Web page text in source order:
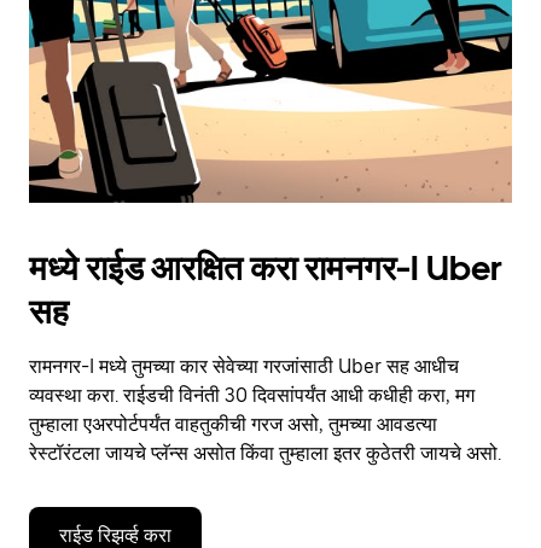
close
the
calendar.
मध्ये राईड आरक्षित करा रामनगर-I Uber
सह
रामनगर-I मध्ये तुमच्या कार सेवेच्या गरजांसाठी Uber सह आधीच
व्यवस्था करा. राईडची विनंती 30 दिवसांपर्यंत आधी कधीही करा, मग
तुम्हाला एअरपोर्टपर्यंत वाहतुकीची गरज असो, तुमच्या आवडत्या
रेस्टॉरंटला जायचे प्लॅन्स असोत किंवा तुम्हाला इतर कुठेतरी जायचे असो.
राईड रिझर्व्ह करा